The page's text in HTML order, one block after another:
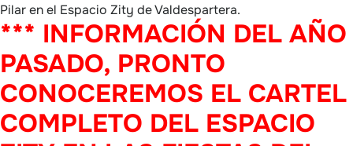
Pilar en el Espacio Zity de Valdespartera.
*** INFORMACIÓN DEL AÑO
PASADO, PRONTO
CONOCEREMOS EL CARTEL
COMPLETO DEL ESPACIO